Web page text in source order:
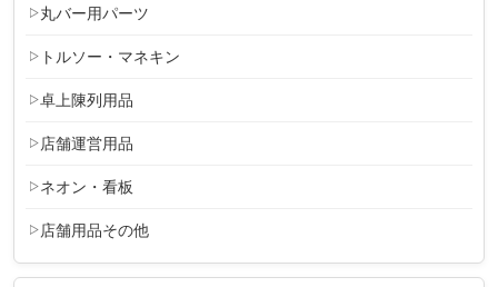
丸バー用パーツ
トルソー・マネキン
卓上陳列用品
店舗運営用品
ネオン・看板
店舗用品その他